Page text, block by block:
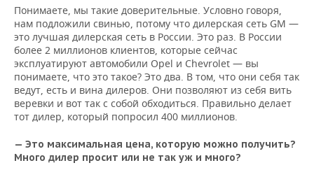
Понимаете, мы такие доверительные. Условно говоря,
нам подложили свинью, потому что дилерская сеть GM —
это лучшая дилерская сеть в России. Это раз. В России
более 2 миллионов клиентов, которые сейчас
эксплуатируют автомобили Opel и Chevrolet — вы
понимаете, что это такое? Это два. В том, что они себя так
ведут, есть и вина дилеров. Они позволяют из себя вить
веревки и вот так с собой обходиться. Правильно делает
тот дилер, который попросил 400 миллионов.
— Это максимальная цена, которую можно получить?
Много дилер просит или не так уж и много?